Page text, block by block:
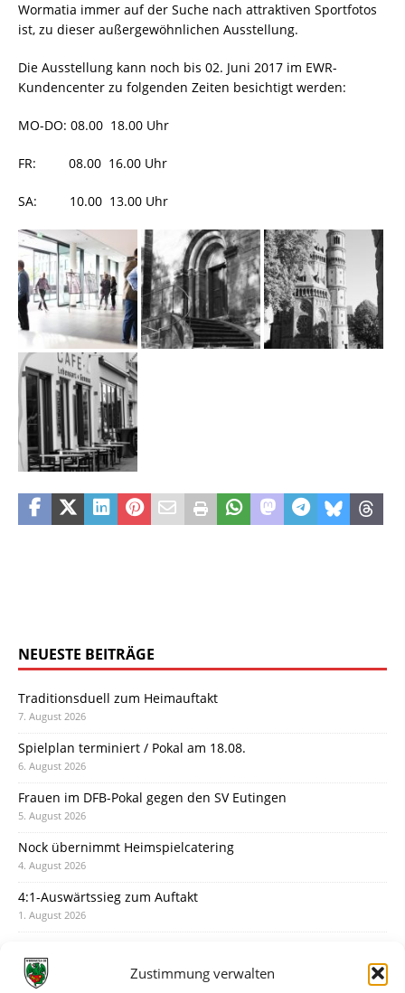
Zustimmung verwalten
Wormatia immer auf der Suche nach attraktiven Sportfotos
ist, zu dieser außergewöhnlichen Ausstellung.
Die Ausstellung kann noch bis 02. Juni 2017 im EWR-
Kundencenter zu folgenden Zeiten besichtigt werden:
MO-DO: 08.00  18.00 Uhr
FR: 08.00  16.00 Uhr
SA: 10.00  13.00 Uhr
NEUESTE BEITRÄGE
Traditionsduell zum Heimauftakt
7. August 2026
Spielplan terminiert / Pokal am 18.08.
6. August 2026
Frauen im DFB-Pokal gegen den SV Eutingen
5. August 2026
Nock übernimmt Heimspielcatering
4. August 2026
4:1-Auswärtssieg zum Auftakt
1. August 2026
31. Juli 2026